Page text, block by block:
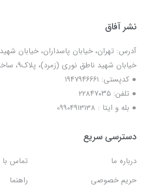
نشر آفاق
آدرس: تهران، خیابان پاسداران، خیابان
خیابان شهید ناطق نوری (زمرد)، پلاک9، ساختمان زمرد، طبقه دوم
● کدپستی: ۱۹۴۷۹۴۶۶۶۱
● تلفن: ٢٢٨۴٧۰۳۵
● بله و ایتا : 09904913138
دسترسی سریع
درباره ما
تماس با
حریم خصوصی
راهنما